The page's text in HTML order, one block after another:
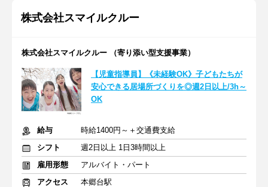
株式会社スマイルクルー
株式会社スマイルクルー （寄り添い型支援事業）
【児童指導員】《未経験OK》子どもたちが
安心できる居場所づくりを◎週2日以上/3h～
OK
給与
時給1400円～＋交通費支給
シフト
週2日以上 1日3時間以上
雇用形態
アルバイト・パート
アクセス
本郷台駅